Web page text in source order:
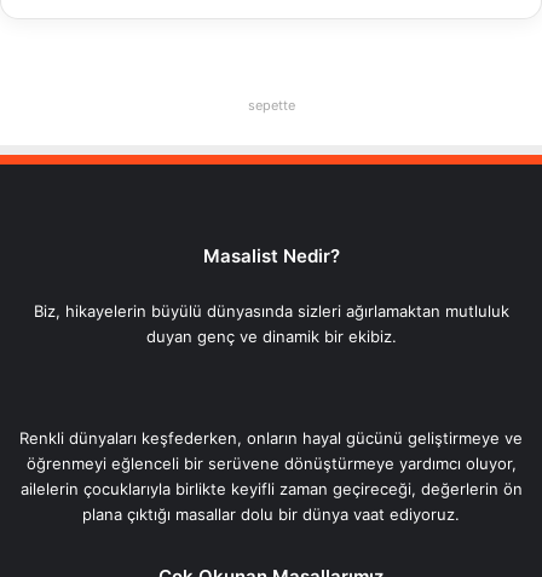
sepette
Masalist Nedir?
Biz, hikayelerin büyülü dünyasında sizleri ağırlamaktan mutluluk
duyan genç ve dinamik bir ekibiz.
Renkli dünyaları keşfederken, onların hayal gücünü geliştirmeye ve
öğrenmeyi eğlenceli bir serüvene dönüştürmeye yardımcı oluyor,
ailelerin çocuklarıyla birlikte keyifli zaman geçireceği, değerlerin ön
plana çıktığı masallar dolu bir dünya vaat ediyoruz.